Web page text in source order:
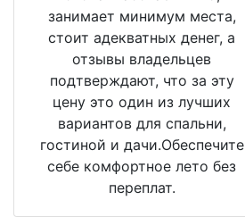
занимает минимум места,
стоит адекватных денег, а
отзывы владельцев
подтверждают, что за эту
цену это один из лучших
вариантов для спальни,
гостиной и дачи.Обеспечите
себе комфортное лето без
переплат.